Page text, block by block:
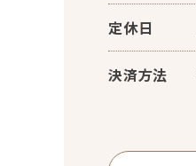
定休日
決済方法